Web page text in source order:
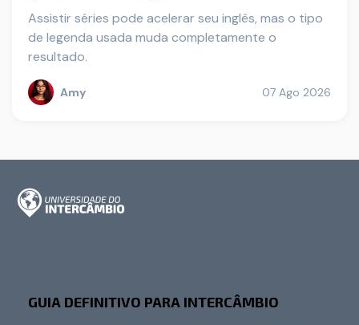
Assistir séries pode acelerar seu inglês, mas o tipo
de legenda usada muda completamente o
resultado.
Amy 07 Ago 2026
GUIA DEFINITIVO PARA INTERCÂMBIO